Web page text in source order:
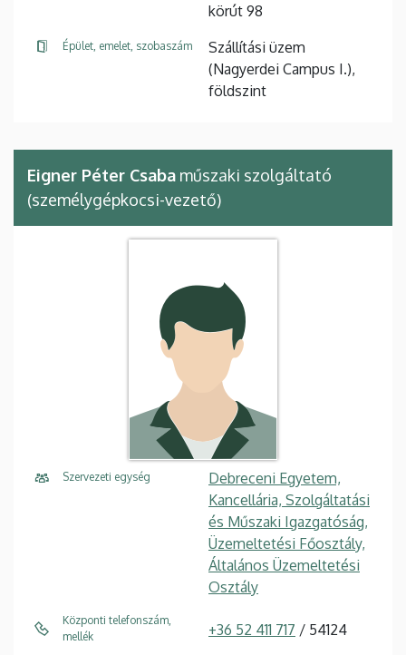
körút 98
Épület, emelet, szobaszám
Szállítási üzem
(Nagyerdei Campus I.),
földszint
Eigner Péter Csaba műszaki szolgáltató
(személygépkocsi-vezető)
Szervezeti egység
Debreceni Egyetem,
Kancellária, Szolgáltatási
és Műszaki Igazgatóság,
Üzemeltetési Főosztály,
Általános Üzemeltetési
Osztály
Központi telefonszám,
mellék
+36 52 411 717 / 54124